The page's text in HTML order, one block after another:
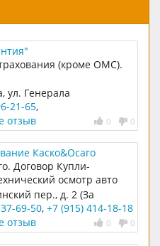
(кроме ОМС).
ул. Генерала
д.18
21-65,
0 0
отзыв
Каско&Осаго
Договор Купли-
осмотр авто
пер., д. 2 (За
Русь)
69-50, +7 (915) 414-18-18
0 0
отзыв